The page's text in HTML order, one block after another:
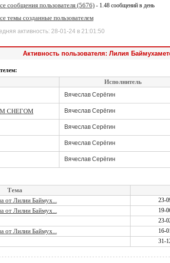
сообщения пользователя (5676)- 1.48 сообщений в день
темы созданные пользователем
активность: 28-01-24 в 21:01:50
Активность пользователя: Лилия
Исполнитель
Вячеслав Серёгин
СНЕГОМ Вячеслав Серёгин
Вячеслав Серёгин
Вячеслав Серёгин
Вячеслав Серёгин
Тема
от Лилии Баймух... 23-
от Лилии Баймух... 19-
23-
от Лилии Баймух... 16-
31-